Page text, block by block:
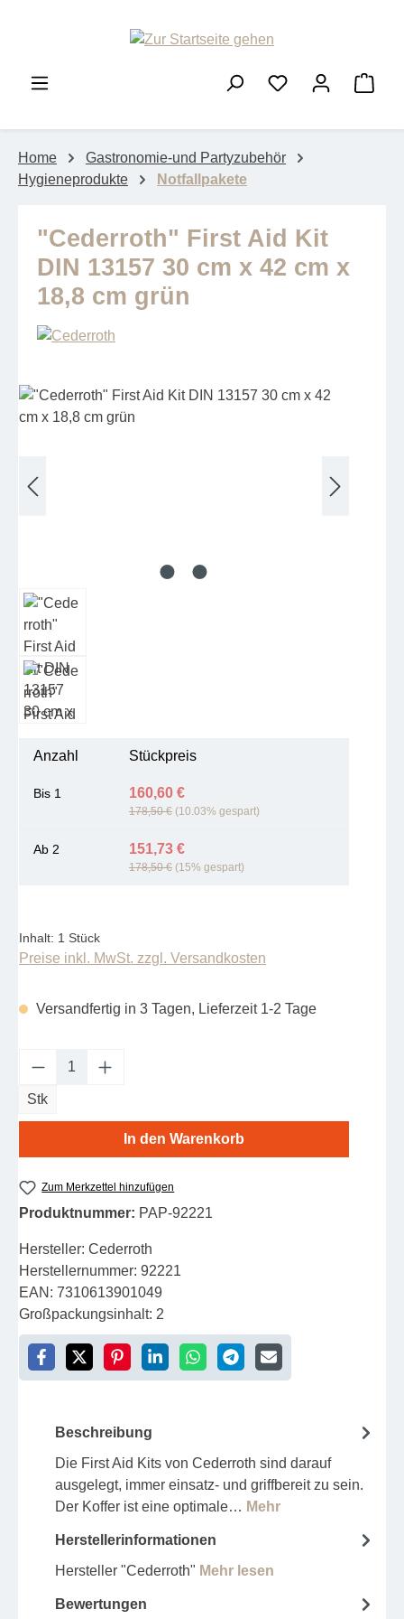
Home
Gastronomie-und Partyzubehör
Hygieneprodukte
Notfallpakete
"Cederroth" First Aid Kit
DIN 13157 30 cm x 42 cm x
18,8 cm grün
Bildergalerie überspringen
Anzahl Stückpreis
Bis 1 160,60 €
178,50 € (10.03% gespart)
Ab 2 151,73 €
178,50 € (15% gespart)
Inhalt: 1 Stück
Preise inkl. MwSt. zzgl. Versandkosten
Versandfertig in 3 Tagen, Lieferzeit 1-2 Tage
Produkt Anzahl: Gib den gewünschten
Stk
In den Warenkorb
Zum Merkzettel hinzufügen
Produktnummer: PAP-92221
Hersteller: Cederroth
Herstellernummer: 92221
EAN: 7310613901049
Großpackungsinhalt: 2
Beschreibung
Die First Aid Kits von Cederroth sind darauf
ausgelegt, immer einsatz- und griffbereit zu sein.
Der Koffer ist eine optimale… Mehr
Herstellerinformationen
Hersteller "Cederroth" Mehr lesen
Bewertungen